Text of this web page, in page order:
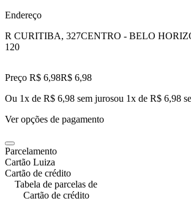
Endereço
R CURITIBA, 327CENTRO - BELO
120
Preço R$ 6,98R$ 6,98
Ou 1x de R$ 6,98 sem jurosou 1x de R$ 6,98
Ver opções de pagamento
Parcelamento
Cartão Luiza
Cartão de crédito
Tabela de parcelas de
Cartão de crédito